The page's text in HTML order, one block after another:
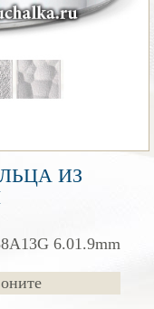
ИЗ
6.01.9mm